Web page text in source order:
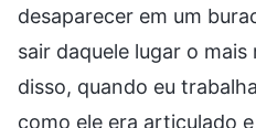
desaparecer em um
sair daquele lugar o
disso, quando eu
como ele era articulado